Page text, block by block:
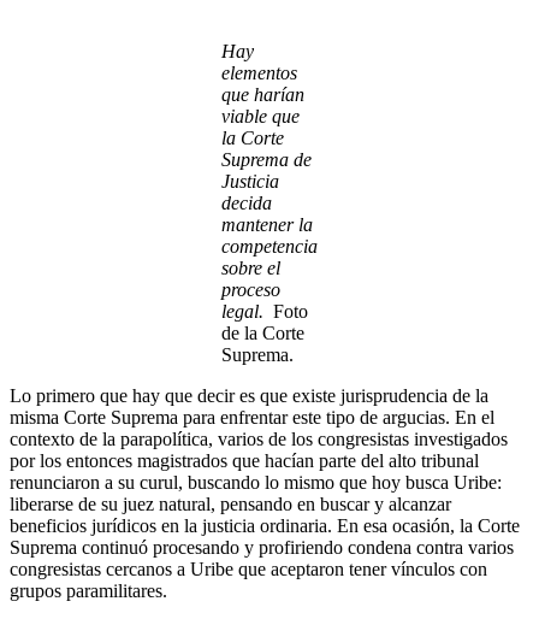
Hay
elementos
que harían
viable que
la Corte
Suprema de
Justicia
decida
mantener la
competencia
sobre el
proceso
legal. Foto
de la Corte
Suprema.
Lo primero que hay que decir es que existe jurisprudencia de la
misma Corte Suprema para enfrentar este tipo de argucias. En el
contexto de la parapolítica, varios de los congresistas investigados
por los entonces magistrados que hacían parte del alto tribunal
renunciaron a su curul, buscando lo mismo que hoy busca Uribe:
liberarse de su juez natural, pensando en buscar y alcanzar
beneficios jurídicos en la justicia ordinaria. En esa ocasión, la Corte
Suprema continuó procesando y profiriendo condena contra varios
congresistas cercanos a Uribe que aceptaron tener vínculos con
grupos paramilitares.